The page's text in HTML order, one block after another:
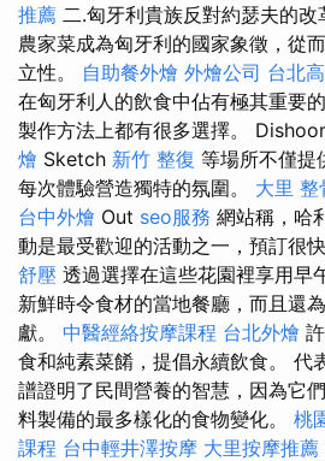
推薦 二.匈牙利貴族反對約瑟夫的
農家菜成為匈牙利的國家象徵，從
立性。 自助餐外燴 外燴公司 台北
在匈牙利人的飲食中佔有極其重要
製作方法上都有很多選擇。
燴 Sketch 新竹 整復 等場所不僅提
每次體驗營造獨特的氛圍。 大里 整
台中外燴 Out seo服務 網站稱，哈
動是最受歡迎的活動之一，預訂很
舒壓 透過選擇在這些花園裡享用早
新鮮時令食材的當地餐廳，而且還
獻。 中醫經絡按摩課程 台北外燴
食和純素菜餚，提倡永續飲食。 代
譜證明了民間營養的智慧，因為它
料製備的最多樣化的食物變化。 桃
課程 台中輕井澤按摩 大里按摩推薦